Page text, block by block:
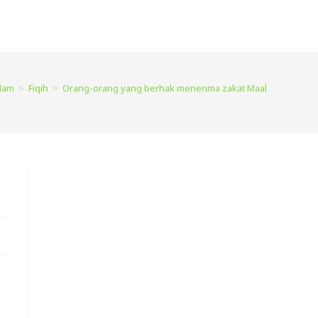
> Fiqih > Orang-orang yang berhak menerima zakat Maal